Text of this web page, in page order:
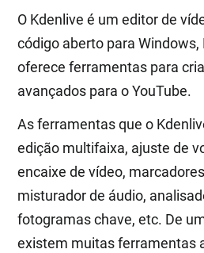
O Kdenlive é um editor de
código aberto para Windows,
oferece ferramentas para
avançados para o YouTube.
As ferramentas que o
edição multifaixa, ajuste de
encaixe de vídeo,
misturador de áudio,
fotogramas chave, etc. De
existem muitas ferramentas